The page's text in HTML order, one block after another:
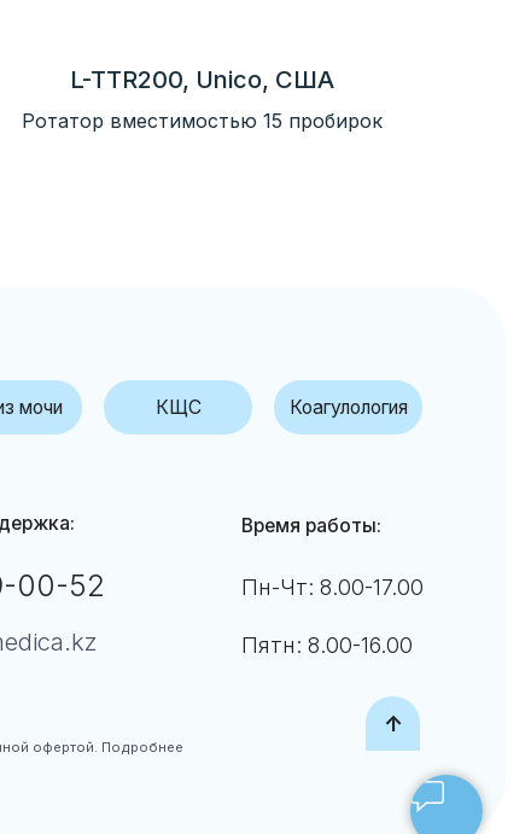
L-TTR200, Unico, США
Ротатор вместимостью 15 пробирок
Пн-Чт: 8.00-17.00
Время работы: